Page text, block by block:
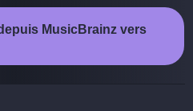
MusicBrainz vers